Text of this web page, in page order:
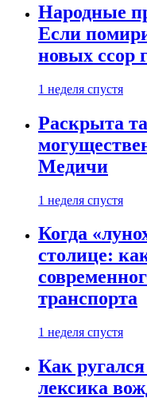
Народные
Если
новых ссор
1 неделя спустя
Раскрыта
Медичи
1 неделя спустя
Когда
столице:
транспорта
1 неделя спустя
Как
лексика